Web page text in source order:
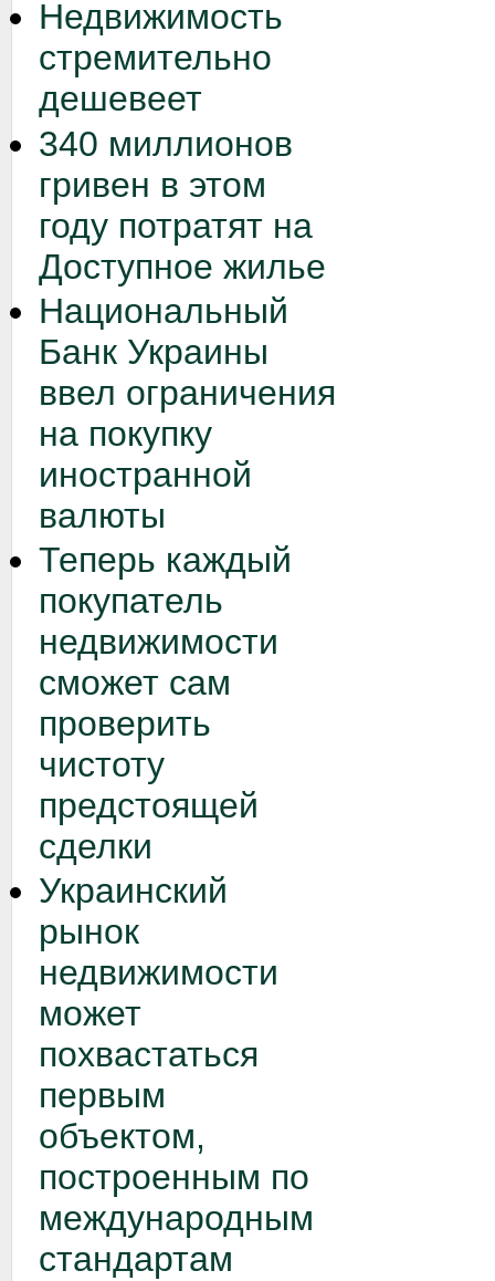
Недвижимость
стремительно
дешевеет
340 миллионов
гривен в этом
году потратят на
Доступное жилье
Национальный
Банк Украины
ввел ограничения
на покупку
иностранной
валюты
Теперь каждый
покупатель
недвижимости
сможет сам
проверить
чистоту
предстоящей
сделки
Украинский
рынок
недвижимости
может
похвастаться
первым
объектом,
построенным по
международным
стандартам